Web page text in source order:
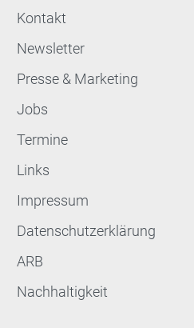
Kontakt
Newsletter
Presse & Marketing
Jobs
Termine
Links
Impressum
Datenschutzerklärung
ARB
Nachhaltigkeit